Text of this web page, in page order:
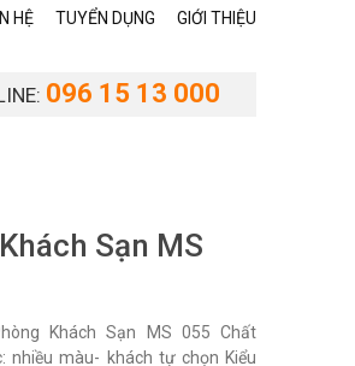
HỆ TUYỂN DỤNG GIỚI THIỆU
096 15 13 000
Sạn MS
Khách Sạn MS 055 Chất
nhiều màu- khách tự chọn Kiểu